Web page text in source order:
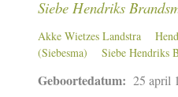
Siebe Hendriks
Akke Wietzes Landstra
(Siebesma)
Siebe Hendriks
Geboortedatum: 25 april